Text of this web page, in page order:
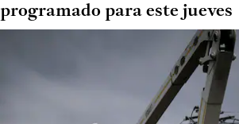
programado para este jueves